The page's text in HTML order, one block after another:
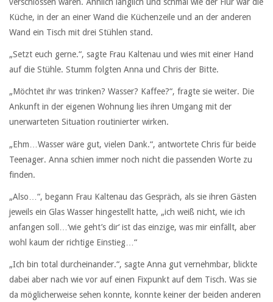
Küche, in der an einer Wand die Küchenzeile und an der anderen
Wand ein Tisch mit drei Stühlen stand.
„Setzt euch gerne.“, sagte Frau Kaltenau und wies mit einer Hand
auf die Stühle. Stumm folgten Anna und Chris der Bitte.
„Möchtet ihr was trinken? Wasser? Kaffee?“, fragte sie weiter. Die
Ankunft in der eigenen Wohnung lies ihren Umgang mit der
unerwarteten Situation routinierter wirken.
„Ehm…Wasser wäre gut, vielen Dank.“, antwortete Chris für beide
Teenager. Anna schien immer noch nicht die passenden Worte zu
finden.
„Also…“, begann Frau Kaltenau das Gespräch, als sie ihren Gästen
jeweils ein Glas Wasser hingestellt hatte, „ich weiß nicht, wie ich
anfangen soll…‘wie geht’s dir‘ ist das einzige, was mir einfällt, aber
wohl kaum der richtige Einstieg…“
„Ich bin total durcheinander.“, sagte Anna gut vernehmbar, blickte
dabei aber nach wie vor auf einen Fixpunkt auf dem Tisch. Was sie
da möglicherweise sehen konnte, konnte keiner der beiden anderen